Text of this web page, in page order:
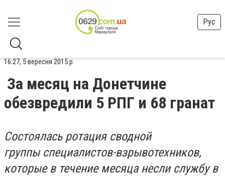
Рус
16:27, 5 вересня 2015 р.
За месяц на Донетчине
обезвредили 5 РПГ и 68 гранат
Состоялась ротация сводной
группы специалистов-взрывотехников,
которые в течение месяца несли службу в